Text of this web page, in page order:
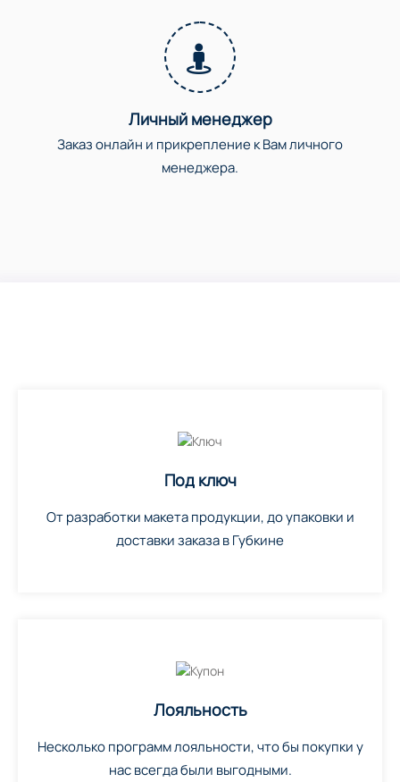
Личный менеджер
Заказ онлайн и прикрепление к Вам личного
менеджера.
Под ключ
От разработки макета продукции, до упаковки и
доставки заказа в Губкине
Лояльность
Несколько программ лояльности, что бы покупки у
нас всегда были выгодными.